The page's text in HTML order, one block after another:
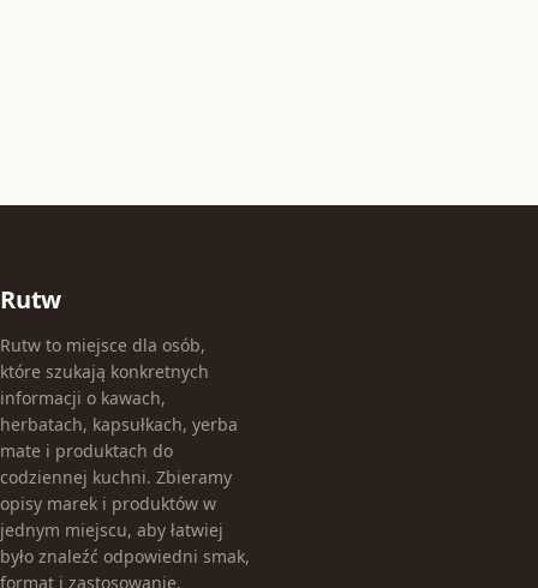
Rutw
Rutw to miejsce dla osób,
które szukają konkretnych
informacji o kawach,
herbatach, kapsułkach, yerba
mate i produktach do
codziennej kuchni. Zbieramy
opisy marek i produktów w
jednym miejscu, aby łatwiej
było znaleźć odpowiedni smak,
format i zastosowanie.